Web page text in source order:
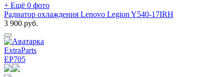
+ Ещё 0 фото
Радиатор охлаждения Lenovo Legion Y540-17IRH
3 900 руб.
ExtraParts
EP705